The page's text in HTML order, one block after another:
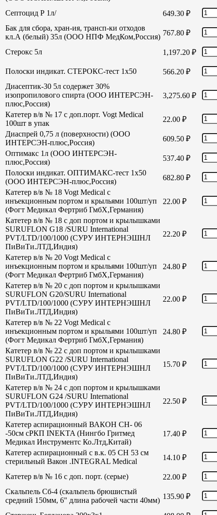
Септоцид Р 1л/
649.30 ₽
Бак для сбора, хран-ия, трансп-ки отходов
кл.А (белый) 35л (ООО НПФ МедКом,Россия) 767.80 ₽
Стерокс 5л 1,197.20 ₽
Полоски индикат. СТЕРОКС-тест 1х50 566.20 ₽
Диасептик-30 5л содержет 30%
изопропилового спирта (ООО ИНТЕРСЭН-
плюс,Россия)
3,275.60 ₽
Катетер в/в № 17 с доп.порт. Vogt Medical
100шт в упак
22.00 ₽
Диаспрей 0,75 л (поверхности) (ООО
ИНТЕРСЭН-плюс,Россия)
609.50 ₽
Оптимакс 1л (ООО ИНТЕРСЭН-
плюс,Россия)
537.40 ₽
Полоски индикат. ОПТИМАКС-тест 1х50
(ООО ИНТЕРСЭН-плюс,Россия)
682.80 ₽
Катетер в/в № 18 Vogt Medical с
инъекционным портом и крыльями 100шт/уп
(Фогт Медикал Фертриб ГмбХ,Германия)
22.00 ₽
Катетер в/в № 18 с доп портом и крылышками
SURUFLON G18 /SURU International
PVT/LTD/100/1000 (СУРУ ИНТЕРНЭШНЛ
ПиВиТи.ЛТД,Индия)
22.20 ₽
Катетер в/в № 20 Vogt Medical с
инъекционным портом и крыльями 100шт/уп
(Фогт Медикал Фертриб ГмбХ,Германия)
24.80 ₽
Катетер в/в № 20 с доп портом и крылышками
SURUFLON G20/SURU International
PVT/LTD/100/1000 (СУРУ ИНТЕРНЭШНЛ
ПиВиТи.ЛТД,Индия)
22.00 ₽
Катетер в/в № 22 Vogt Medical с
инъекционным портом и крыльями 100шт/уп
(Фогт Медикал Фертриб ГмбХ,Германия)
24.80 ₽
Катетер в/в № 22 с доп портом и крылышками
SURUFLON G22 /SURU International
PVT/LTD/100/1000 (СУРУ ИНТЕРНЭШНЛ
ПиВиТи.ЛТД,Индия)
15.70 ₽
Катетер в/в № 24 с доп портом и крылышками
SURUFLON G24 /SURU International
PVT/LTD/100/1000 (СУРУ ИНТЕРНЭШНЛ
ПиВиТи.ЛТД,Индия)
22.50 ₽
Катетер аспирационный ВАКОН СН- 06
-50см сРКП INEKTA (Нингбо Гритмед
Медикал Инструментс Ко.Лтд,Китай)
17.40 ₽
Катетер аспирационный с в.к. 05 СН 53 см
стерильный Вакон .INTEGRAL Medical
14.10 ₽
Катетер в/в № 16 с доп. порт. (серые) 22.00 ₽
Скальпель Сб-4 (скальпель брюшистый
средний 150мм, 6" длина рабочей части 40мм) 135.90 ₽